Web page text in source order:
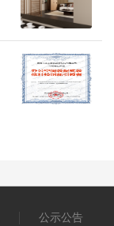
公示公告